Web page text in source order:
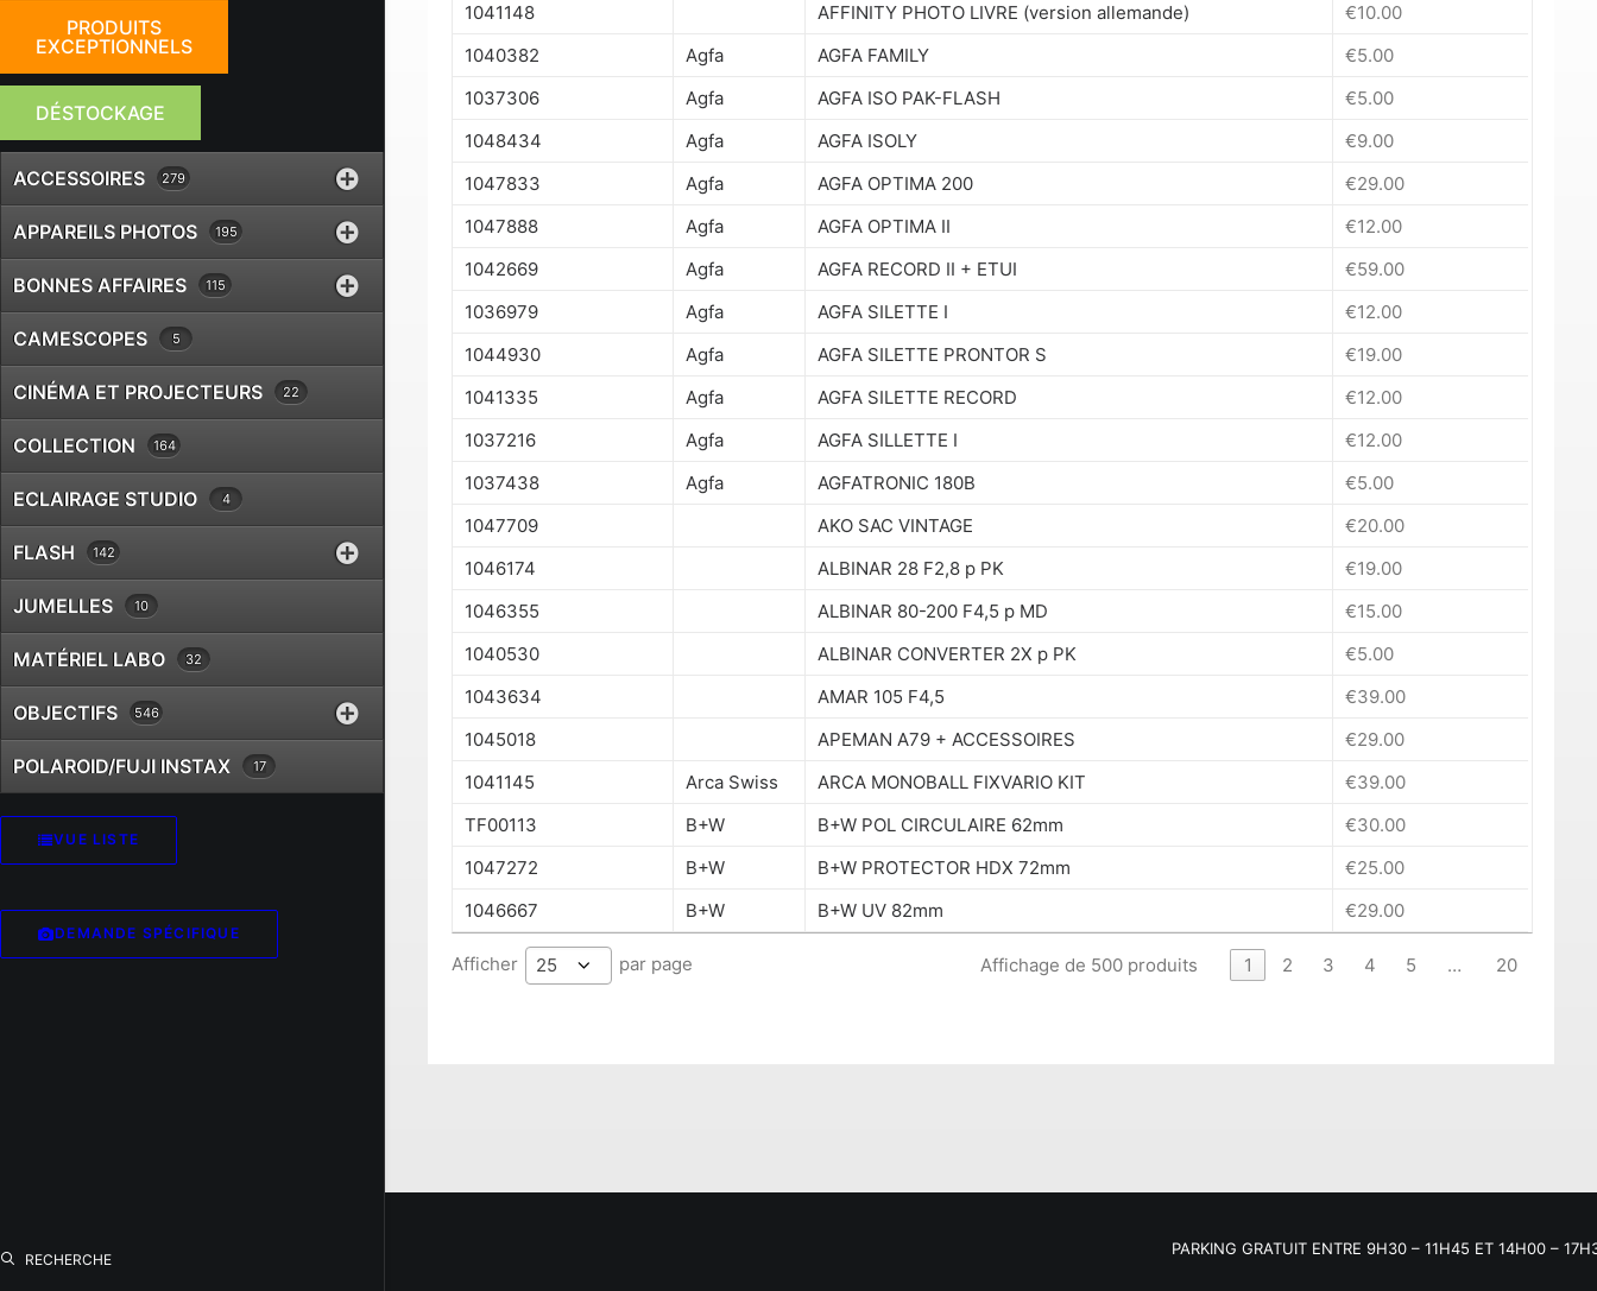
PRODUITS
EXCEPTIONNELS
DÉSTOCKAGE
ACCESSOIRES 279
APPAREILS PHOTOS 195
BONNES AFFAIRES 115
CAMESCOPES 5
CINÉMA ET PROJECTEURS 22
COLLECTION 164
ECLAIRAGE STUDIO 4
FLASH 142
JUMELLES 10
MATÉRIEL LABO 32
OBJECTIFS 546
POLAROID/FUJI INSTAX 17
VUE LISTE
DEMANDE SPÉCIFIQUE
RECHERCHE
1041148
AFFINITY PHOTO LIVRE (version allemande) €10.00
1040382
Agfa AGFA FAMILY €5.00
1037306
Agfa AGFA ISO PAK-FLASH €5.00
1048434
Agfa AGFA ISOLY €9.00
1047833
Agfa AGFA OPTIMA 200 €29.00
1047888
Agfa AGFA OPTIMA II €12.00
1042669
Agfa AGFA RECORD II + ETUI €59.00
1036979
Agfa AGFA SILETTE I €12.00
1044930
Agfa AGFA SILETTE PRONTOR S €19.00
1041335
Agfa AGFA SILETTE RECORD €12.00
1037216
Agfa AGFA SILLETTE I €12.00
1037438
Agfa AGFATRONIC 180B €5.00
1047709
AKO SAC VINTAGE €20.00
1046174
ALBINAR 28 F2,8 p PK €19.00
1046355
ALBINAR 80-200 F4,5 p MD €15.00
1040530
ALBINAR CONVERTER 2X p PK €5.00
1043634
AMAR 105 F4,5 €39.00
1045018
APEMAN A79 + ACCESSOIRES €29.00
1041145
Arca Swiss ARCA MONOBALL FIXVARIO KIT €39.00
TF00113
B+W B+W POL CIRCULAIRE 62mm €30.00
1047272
B+W B+W PROTECTOR HDX 72mm €25.00
1046667
B+W B+W UV 82mm €29.00
Afficher 25 par page Affichage de 500 produits 1 2 3 4 5 … 20
PARKING GRATUIT ENTRE 9H30 – 11H45 ET 14H00 –